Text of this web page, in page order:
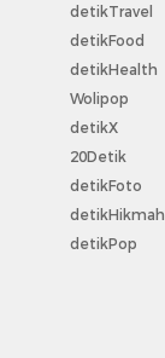
detikTravel
detikFood
detikHealth
Wolipop
detikX
20Detik
detikFoto
detikHikmah
detikPop